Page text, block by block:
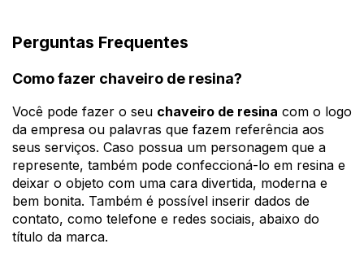
Perguntas Frequentes
Como fazer chaveiro de resina?
Você pode fazer o seu chaveiro de resina com o logo
da empresa ou palavras que fazem referência aos
seus serviços. Caso possua um personagem que a
represente, também pode confeccioná-lo em resina e
deixar o objeto com uma cara divertida, moderna e
bem bonita. Também é possível inserir dados de
contato, como telefone e redes sociais, abaixo do
título da marca.